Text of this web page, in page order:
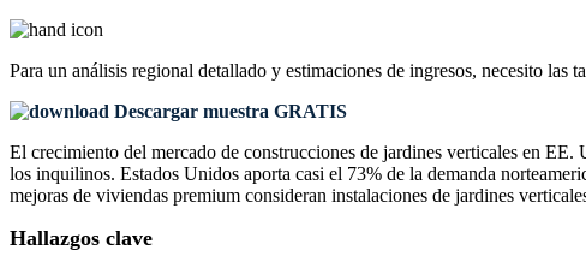
Para un análisis regional detallado y estimaciones de ingresos, necesito las
Descargar muestra GRATIS
El crecimiento del mercado de construcciones de jardines verticales en
los inquilinos. Estados Unidos aporta casi el 73% de la demanda
mejoras de viviendas premium consideran instalaciones de jardines
Hallazgos clave